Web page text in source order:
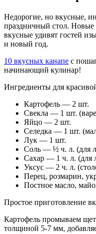
Недорогие, но вкусные,
праздничный стол.
вкусные удивят гостей
и новый год.
10 вкусных канапе с
начинающий кулинар!
Ингредиенты для
Картофель — 2 шт.
Свекла — 1 шт.
Яйцо — 2 шт.
Селедка — 1 шт.
Лук — 1 шт.
Соль — ½ ч. л. (для
Сахар — 1 ч. л. (для
Уксус — 2 ч. л.
Перец, розмарин,
Постное масло,
Простое приготовление
Картофель промываем
толщиной 5-7 мм,